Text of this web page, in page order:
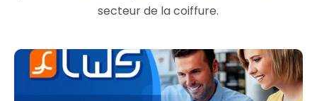
secteur de la coiffure.